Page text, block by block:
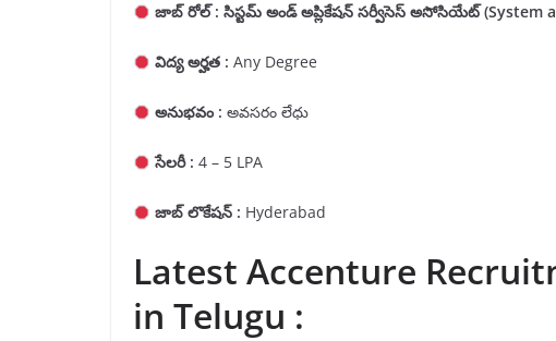
జాబ్ రోల్ : సిస్టమ్ అండ్ అప్లికేషన్ సర్వీసెస్ అసోసియేట్ (System
విద్య అర్హత : Any Degree
అనుభవం : అవసరం లేధు
సేలరీ : 4 – 5 LPA
జాబ్ లొకేషన్ : Hyderabad
Latest Accenture
in Telugu :